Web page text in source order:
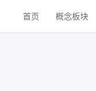
首页 概念板块